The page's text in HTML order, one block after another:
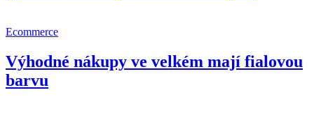
Ecommerce
Výhodné nákupy ve velkém mají fialovou
barvu